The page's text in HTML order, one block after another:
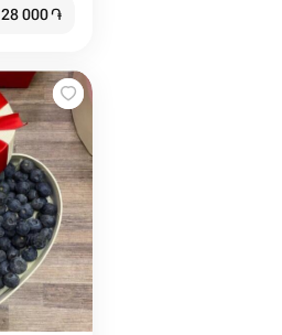
28 000֏